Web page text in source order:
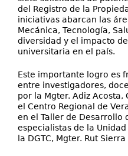
del Registro de la
iniciativas abarcan las
Mecánica, Tecnología,
diversidad y el impacto
universitaria en el país.
Este importante logro es
entre investigadores,
por la Mgter. Adiz Acosta,
el Centro Regional de
en el Taller de Desarrollo
especialistas de la
la DGTC, Mgter. Rut